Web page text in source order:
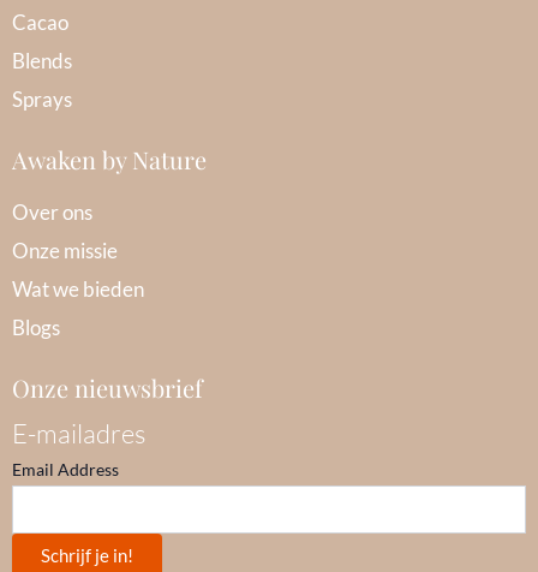
Cacao
Blends
Sprays
Awaken by Nature
Over ons
Onze missie
Wat we bieden
Blogs
Onze nieuwsbrief
E-mailadres
Email Address